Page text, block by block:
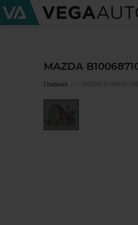
MAZDA
Главная ✅ MAZDA